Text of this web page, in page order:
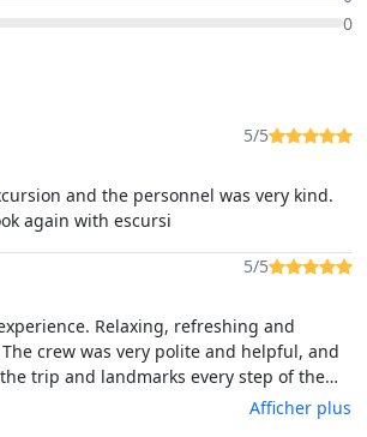
0
5/5
and the personnel was very kind.
again with escursi
5/5
Relaxing, refreshing and
crew was very polite and helpful, and
trip and landmarks every step of the
as stunning as they look on the internet. If
when in Cagliari you may have missed
Afficher plus